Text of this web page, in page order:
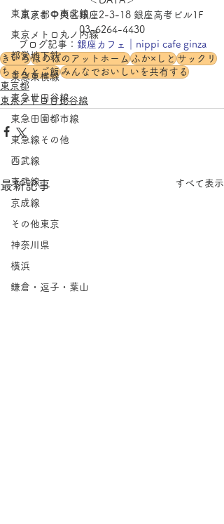
東京メトロ南北線
東京メトロ丸ノ内線
都営地下鉄
東急東横線
東急世田谷線
東急田園都市線
東急線その他
西武線
東武線
京成線
その他東京
神奈川県
横浜
鎌倉・逗子・葉山
東京都中央区銀座2-3-18 銀座高考ビル1F
03-6264-4430
ブログ記事： 銀座カフェ｜nippi cafe ginza
きいろほのぼのアットホームふか×しとサックリ
ちゃんとご飯みんなでおいしいを共有する
東京都
東京メトロ日比谷線
最新記事 すべて表示